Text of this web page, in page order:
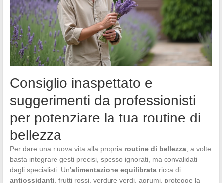
Consiglio inaspettato e
suggerimenti da professionisti
per potenziare la tua routine di
bellezza
Per dare una nuova vita alla propria routine di bellezza, a volte
basta integrare gesti precisi, spesso ignorati, ma convalidati
dagli specialisti. Un’alimentazione equilibrataricca di
antiossidanti , frutti rossi, verdure verdi, agrumi, protegge la